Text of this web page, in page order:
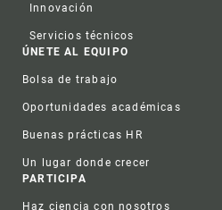
Innovación
Servicios técnicos
ÚNETE AL EQUIPO
Bolsa de trabajo
Oportunidades académicas
Buenas prácticas HR
Un lugar donde crecer
PARTICIPA
Haz ciencia con nosotros